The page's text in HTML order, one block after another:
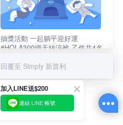
抽獎活動 一起躺平迎好運
#HOLA300織天絲涼被-乙件共4名
回覆至 Simply 新普利
加入LINE送$200
連結 LINE 帳號